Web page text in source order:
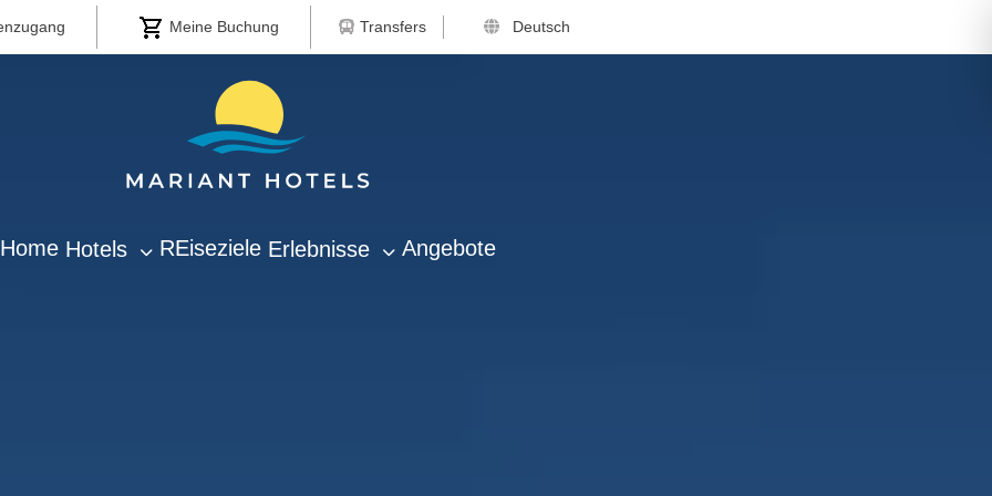
Meine Buchung Transfers Deutsch
Home Hotels REiseziele Erlebnisse Angebote